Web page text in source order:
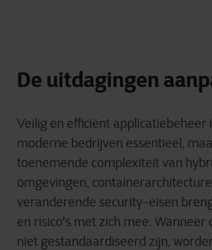
De uitdagingen
Veilig en efficiënt applicatiebeheer
moderne bedrijven essentieel,
toenemende complexiteitvan
omgevingen,
veranderende security-eisen
en risico's met zich mee. Wanneer
niet gestandaardiseerd zijn,